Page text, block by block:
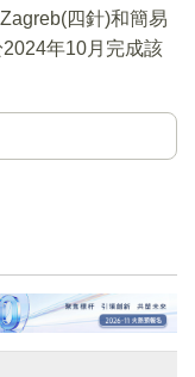
四針)和簡易
年10月完成該